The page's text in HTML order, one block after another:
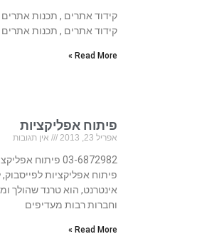
קידוד אתרים , תכנות
קידוד אתרים , תכנות
Read More »
פיתוח אפליקציות
אפריל 23, 2013 אין תגובות
03-6872982
פיתוח אפליקציות
אינטרנט, הוא טרנד שהולך
וחברות רבות מעדיפים
Read More »